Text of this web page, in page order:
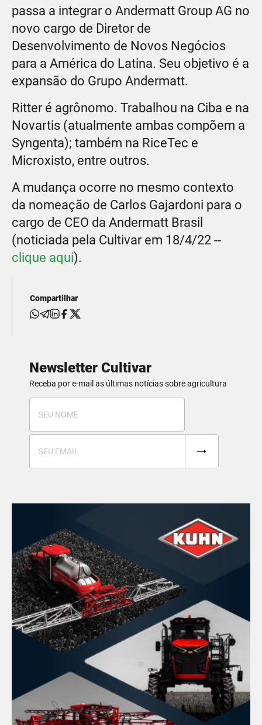
passa a integrar o Andermatt Group AG no
novo cargo de Diretor de
Desenvolvimento de Novos Negócios
para a América do Latina. Seu objetivo é a
expansão do Grupo Andermatt.
Ritter é agrônomo. Trabalhou na Ciba e na
Novartis (atualmente ambas compõem a
Syngenta); também na RiceTec e
Microxisto, entre outros.
A mudança ocorre no mesmo contexto
da nomeação de Carlos Gajardoni para o
cargo de CEO da Andermatt Brasil
(noticiada pela Cultivar em 18/4/22 --
clique aqui).
Compartilhar
Newsletter Cultivar
Receba por e-mail as últimas notícias sobre agricultura